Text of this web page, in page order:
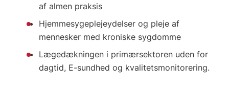
af almen praksis
Hjemmesygeplejeydelser og pleje af
mennesker med kroniske sygdomme
Lægedækningen i primærsektoren uden for
dagtid, E-sundhed og kvalitetsmonitorering.